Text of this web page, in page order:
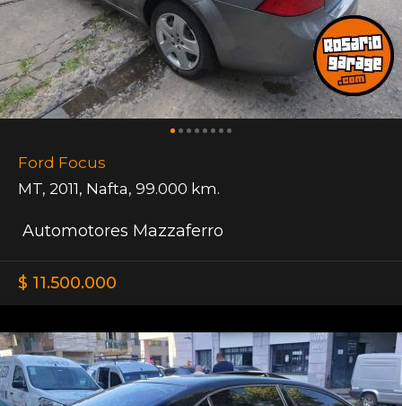
Ford Focus
MT, 2011, Nafta, 99.000 km.
Automotores Mazzaferro
$ 11.500.000